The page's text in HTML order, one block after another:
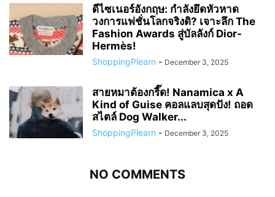
ดีไซเนอร์อังกฤษ: กำลังยึดหัวหาด
วงการแฟชั่นโลกจริงดิ? เจาะลึก The
Fashion Awards สู่บัลลังก์ Dior-
Hermès!
ShoppingPlearn - December 3, 2025
สายหมาต้องกรี๊ด! Nanamica x A
Kind of Guise คอลแลบสุดปัง! ถอด
สไตล์ Dog Walker...
ShoppingPlearn - December 3, 2025
NO COMMENTS